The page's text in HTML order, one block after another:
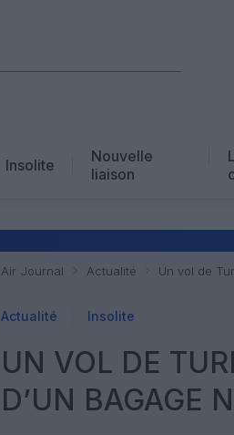
Insolite
Nouvelle
liaison
Air Journal Actualité Un vol de
Actualité Insolite
UN VOL DE
D’UN BAGAGE